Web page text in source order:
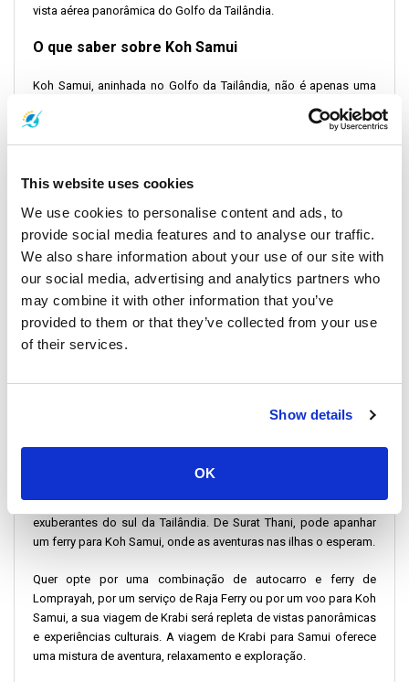
This website uses cookies
We use cookies to personalise content and ads, to
provide social media features and to analyse our traffic.
We also share information about your use of our site with
our social media, advertising and analytics partners who
may combine it with other information that you’ve
provided to them or that they’ve collected from your use
of their services.
Show details
OK
vista aérea panorâmica do Golfo da Tailândia.
O que saber sobre Koh Samui
Koh Samui, aninhada no Golfo da Tailândia, não é apenas uma
paragem; é um destino rico em cultura e beleza natural. Para
além de Samui, vale a pena explorar as ilhas vizinhas deKoh
Phangane Koh Tao. Cada ilha oferece experiências únicas,
mergulho deKoh Tao.
O que fazer em Koh Samui e arredores
Para além de relaxar nas belas praias, pode explorar várias
atracções em Koh Samui. A ilha é conhecida por sua vida
noturna vibrante, florestas tropicais exuberantes e a famosa
estátua do Grande Buda. Para uma perspetiva diferente,
considere um ferry de Krabi para visitar as ilhas vizinhas de Koh
Phangan e Koh Tao.
Ligando Surat Thani à sua aventura em Krabi-Ko
Ao viajar de Krabi para Koh Samui, considere usar Surat Thani
como seu ponto de trânsito. Serviços regulares de autocarro e
para Surat Thani é uma rota cénica, revelando as paisagens
exuberantes do sul da Tailândia. De Surat Thani, pode apanhar
um ferry para Koh Samui, onde as aventuras nas ilhas o esperam.
Quer opte por uma combinação de autocarro e ferry de
Lomprayah, por um serviço de Raja Ferry ou por um voo para Koh
Samui, a sua viagem de Krabi será repleta de vistas panorâmicas
e experiências culturais. A viagem de Krabi para Samui oferece
uma mistura de aventura, relaxamento e exploração.